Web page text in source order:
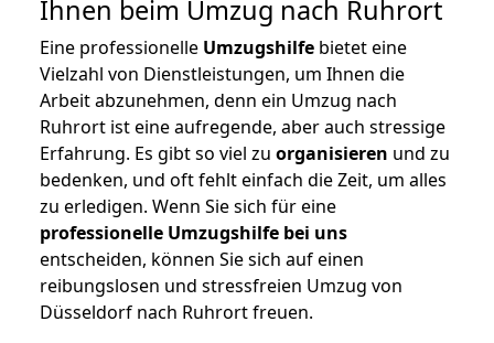
Ihnen beim Umzug nach Ruhrort
Eine professionelle Umzugshilfe bietet eine
Vielzahl von Dienstleistungen, um Ihnen die
Arbeit abzunehmen, denn ein Umzug nach
Ruhrort ist eine aufregende, aber auch stressige
Erfahrung. Es gibt so viel zu organisieren und zu
bedenken, und oft fehlt einfach die Zeit, um alles
zu erledigen. Wenn Sie sich für eine
professionelle Umzugshilfe bei uns
entscheiden, können Sie sich auf einen
reibungslosen und stressfreien Umzug von
Düsseldorf nach Ruhrort freuen.